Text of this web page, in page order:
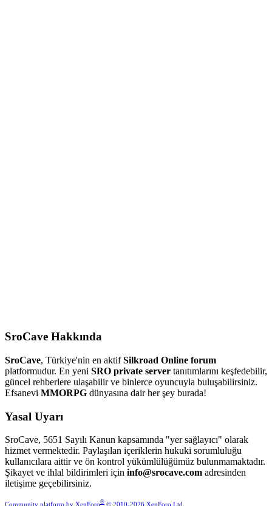
SroCave Hakkında
SroCave, Türkiye'nin en aktifSilkroad Online forum
platformudur. En yeni SRO private server tanıtımlarını keşfedebilir,
güncel rehberlere ulaşabilir ve binlerce oyuncuyla buluşabilirsiniz.
Efsanevi MMORPG dünyasına dair her şey burada!
Yasal Uyarı
SroCave, 5651 Sayılı Kanun kapsamında "yer sağlayıcı" olarak
hizmet vermektedir. Paylaşılan içeriklerin hukuki sorumluluğu
kullanıcılara aittir ve ön kontrol yükümlülüğümüz bulunmamaktadır.
Şikayet ve ihlal bildirimleri için info@srocave.com adresinden
iletişime geçebilirsiniz.
Community platform by XenForo® © 2010-2026 XenForo Ltd.